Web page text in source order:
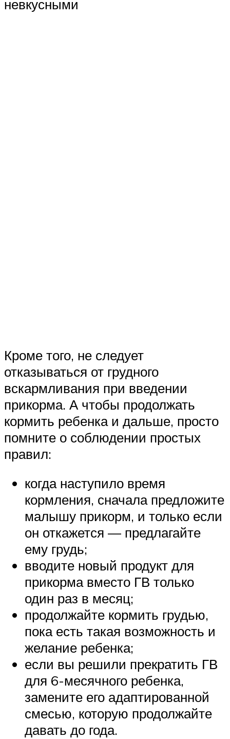
невкусными
Кроме того, не следует
отказываться от грудного
вскармливания при введении
прикорма. А чтобы продолжать
кормить ребенка и дальше, просто
помните о соблюдении простых
правил:
когда наступило время
кормления, сначала предложите
малышу прикорм, и только если
он откажется — предлагайте
ему грудь;
вводите новый продукт для
прикорма вместо ГВ только
один раз в месяц;
продолжайте кормить грудью,
пока есть такая возможность и
желание ребенка;
если вы решили прекратить ГВ
для 6-месячного ребенка,
замените его адаптированной
смесью, которую продолжайте
давать до года.